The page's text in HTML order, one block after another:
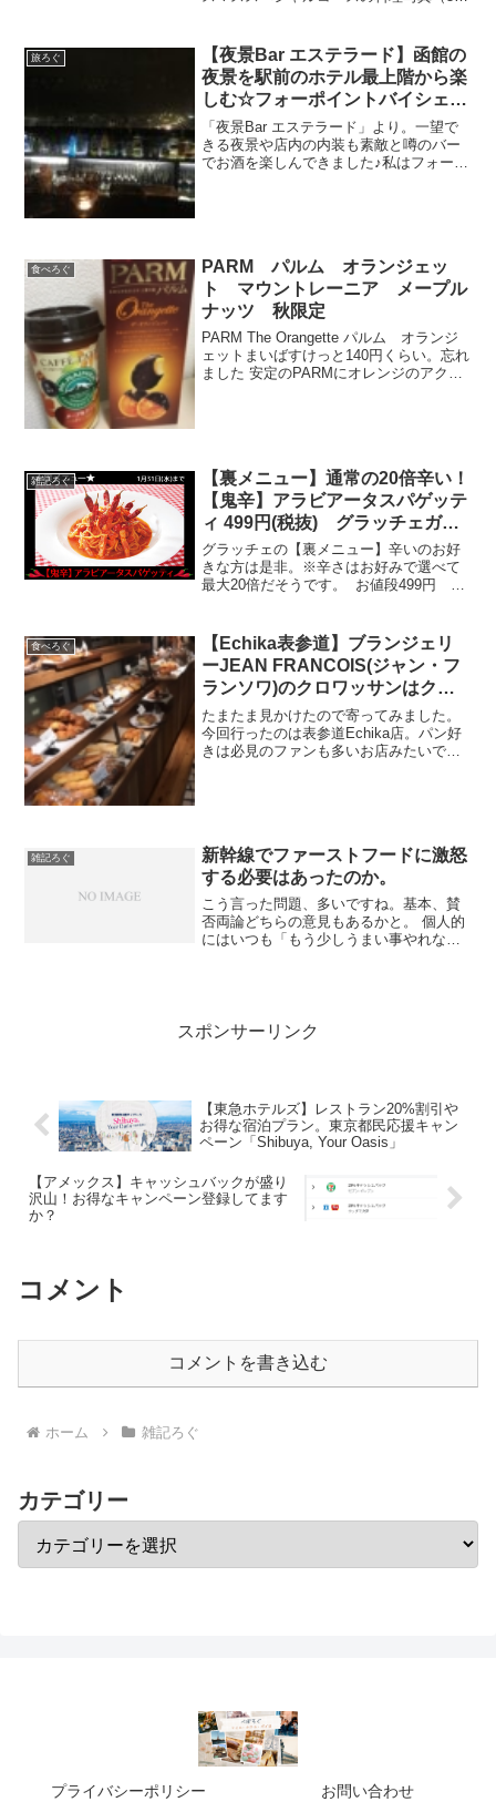
金）や記念日オプションまでまとめま
す。
旅ろぐ
【夜景Bar エステラード】函館の
夜景を駅前のホテル最上階から楽
しむ☆フォーポイントバイシェラ
トン函館宿泊時に利用♪
「夜景Bar エステラード」より。一望で
きる夜景や店内の内装も素敵と噂のバー
でお酒を楽しんできました♪私はフォーポ
食べろぐ
PARM パルム オランジェッ
ト マウントレーニア メープル
ナッツ 秋限定
PARM The Orangette パルム オランジ
ェットまいばすけっと140円くらい。忘れ
ました 安定のPARMにオレンジのアクセ
雑記ろぐ
【裏メニュー】通常の20倍辛い！
【鬼辛】アラビアータスパゲッテ
ィ 499円(税抜) グラッチェガー
デンズ
グラッチェの【裏メニュー】辛いのお好
きな方は是非。※辛さはお好みで選べて
最大20倍だそうです。 お値段499円 税
みの限定メニューこのメルマガを受け取
った方限定！...
食べろぐ
【Echika表参道】ブランジェリ
ーJEAN FRANCOIS(ジャン・フ
ランソワ)のクロワッサンはクリ
スピーで美味しいよ。
たまたま見かけたので寄ってみました。
今回行ったのは表参道Echika店。パン好
きは必見のファンも多いお店みたいです
雑記ろぐ
新幹線でファーストフードに激怒
する必要はあったのか。
こう言った問題、多いですね。基本、賛
否両論どちらの意見もあるかと。 個人的
にはいつも「もう少しうまい事やれない
スポンサーリンク
【東急ホテルズ】レストラン20%割引や
お得な宿泊プラン。東京都民応援キャン
ペーン「Shibuya, Your Oasis」
【アメックス】キャッシュバックが盛り
沢山！お得なキャンペーン登録してます
か？
コメント
コメントを書き込む
ホーム 雑記ろぐ
カテゴリー
プライバシーポリシー お問い合わせ